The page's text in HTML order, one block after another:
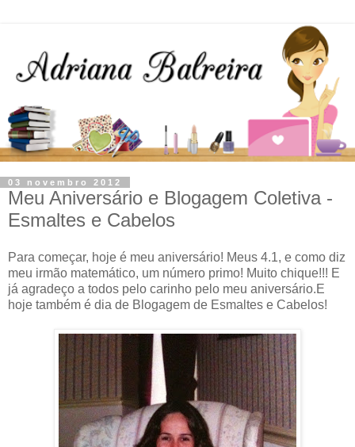
03 novembro 2012
Meu Aniversário e Blogagem Coletiva -
Esmaltes e Cabelos
Para começar, hoje é meu aniversário! Meus 4.1, e como diz
meu irmão matemático, um número primo! Muito chique!!! E
já agradeço a todos pelo carinho pelo meu aniversário.E
hoje também é dia de Blogagem de Esmaltes e Cabelos!